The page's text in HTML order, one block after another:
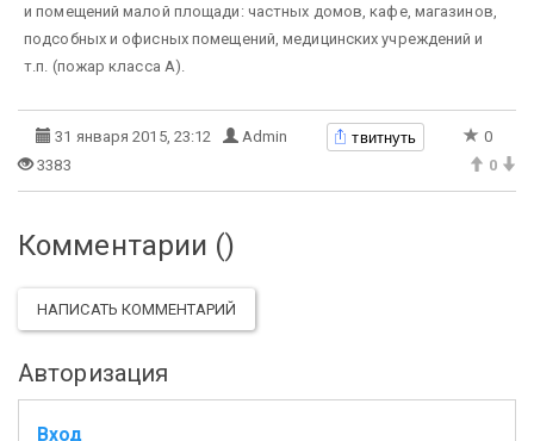
и помещений малой площади: частных домов, кафе, магазинов,
подсобных и офисных помещений, медицинских учреждений и
т.п. (пожар класса А).
31 января 2015, 23:12 Admin твитнуть
0
3383
0
Комментарии ()
НАПИСАТЬ КОММЕНТАРИЙ
Авторизация
Вход